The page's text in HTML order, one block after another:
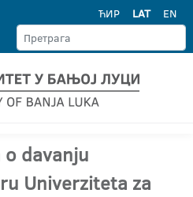
ЋИР LAT EN
o davanju
Univerziteta za